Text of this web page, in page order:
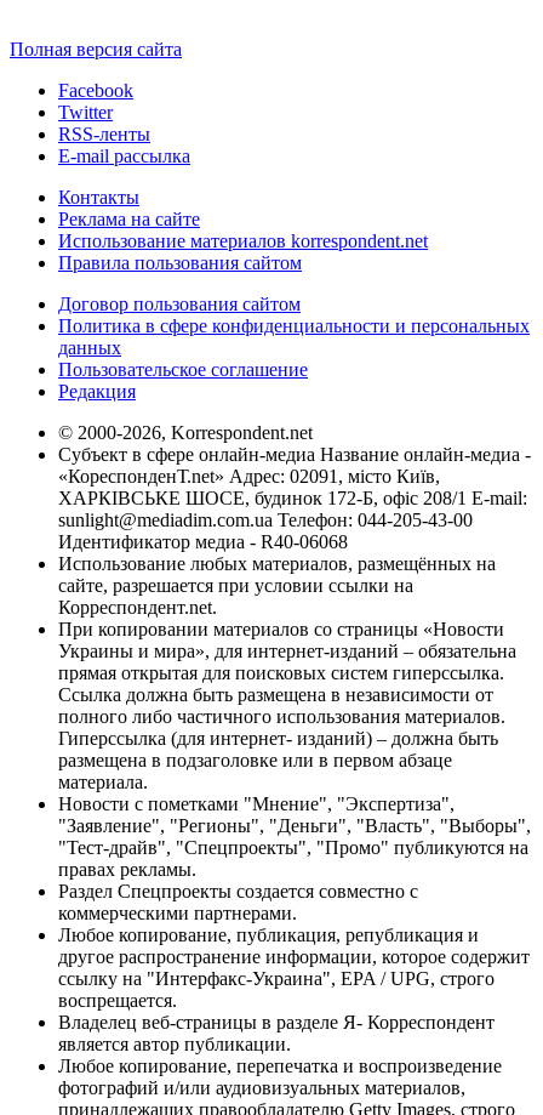
Полная версия сайта
Facebook
Twitter
RSS-ленты
E-mail рассылка
Контакты
Реклама на сайте
Использование материалов korrespondent.net
Правила пользования сайтом
Договор пользования сайтом
Политика в сфере конфиденциальности и персональных
данных
Пользовательское соглашение
Редакция
© 2000-2026, Korrespondent.net
Субъект в сфере онлайн-медиа Название онлайн-медиа -
«КореспонденТ.net» Адрес: 02091, місто Київ,
ХАРКІВСЬКЕ ШОСЕ, будинок 172-Б, офіс 208/1 E-mail:
sunlight@mediadim.com.ua Телефон: 044-205-43-00
Идентификатор медиа - R40-06068
Использование любых материалов, размещённых на
сайте, разрешается при условии ссылки на
Корреспондент.net.
При копировании материалов со страницы «Новости
Украины и мира», для интернет-изданий – обязательна
прямая открытая для поисковых систем гиперссылка.
Ссылка должна быть размещена в независимости от
полного либо частичного использования материалов.
Гиперссылка (для интернет- изданий) – должна быть
размещена в подзаголовке или в первом абзаце
материала.
Новости с пометками "Мнение", "Экспертиза",
"Заявление", "Регионы", "Деньги", "Власть", "Выборы",
"Тест-драйв", "Спецпроекты", "Промо" публикуются на
правах рекламы.
Раздел Спецпроекты создается совместно с
коммерческими партнерами.
Любое копирование, публикация, републикация и
другое распространение информации, которое содержит
ссылку на "Интерфакс-Украина", EPA / UPG, строго
воспрещается.
Владелец веб-страницы в разделе Я- Корреспондент
является автор публикации.
Любое копирование, перепечатка и воспроизведение
фотографий и/или аудиовизуальных материалов,
принадлежащих правообладателю Getty Images, строго